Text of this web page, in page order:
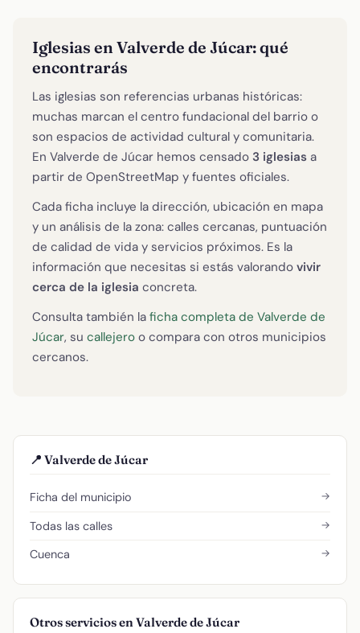
Iglesias en Valverde de Júcar: qué
encontrarás
Las iglesias son referencias urbanas históricas:
muchas marcan el centro fundacional del barrio o
son espacios de actividad cultural y comunitaria.
En Valverde de Júcar hemos censado 3 iglesias a
partir de OpenStreetMap y fuentes oficiales.
Cada ficha incluye la dirección, ubicación en mapa
y un análisis de la zona: calles cercanas, puntuación
de calidad de vida y servicios próximos. Es la
información que necesitas si estás valorando vivir
cerca de la iglesia concreta.
Consulta también la ficha completa de Valverde de
Júcar, su callejero o compara con otros municipios
cercanos.
📍 Valverde de Júcar
Ficha del municipio →
Todas las calles →
Cuenca →
Otros servicios en Valverde de Júcar